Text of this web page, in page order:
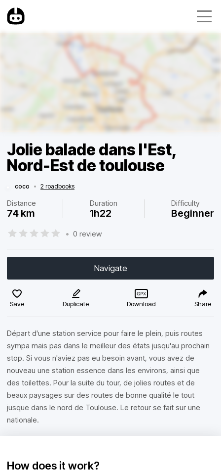
Jolie balade dans l'Est,
Nord-Est de toulouse
coco • 2 roadbooks
Distance
74 km
Duration
1h22
Difficulty
Beginner
• 0 review
Navigate
Save Duplicate Download Share
Départ d'une station service pour faire le plein, puis routes
sympa mais pas dans le meilleur des états jusqu'au prochain
stop. Si vous n'aviez pas eu besoin avant, vous avez de
nouveau une station essence dans les environs, ainsi que
des toilettes. Pour la suite du tour, de jolies routes et de
beaux paysages sur des routes de bonne qualité le tout
jusque dans le nord de Toulouse. Le retour se fait sur une
nationale.
How does it work?